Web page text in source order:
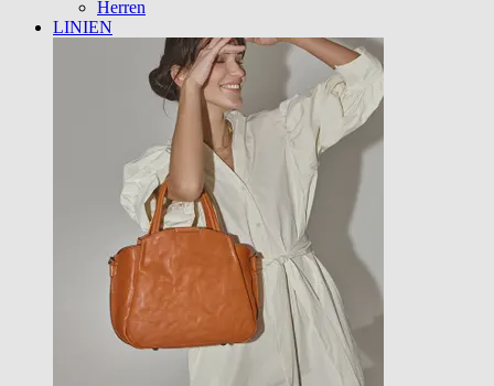
Herren
LINIEN